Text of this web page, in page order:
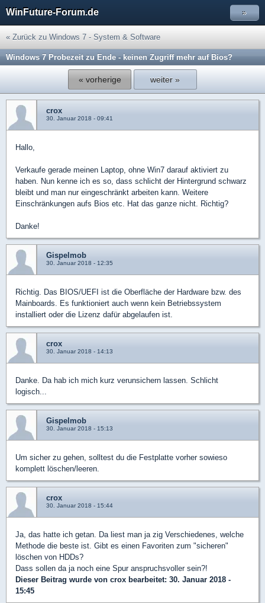
WinFuture-Forum.de »
« Zurück zu Windows 7 - System & Software
Windows 7 Probezeit zu Ende - keinen Zugriff mehr auf Bios?
« vorherige weiter »
crox
30. Januar 2018 - 09:41
Hallo,
Verkaufe gerade meinen Laptop, ohne Win7 darauf aktiviert zu
haben. Nun kenne ich es so, dass schlicht der Hintergrund schwarz
bleibt und man nur eingeschränkt arbeiten kann. Weitere
Einschränkungen aufs Bios etc. Hat das ganze nicht. Richtig?
Danke!
Gispelmob
30. Januar 2018 - 12:35
Richtig. Das BIOS/UEFI ist die Oberfläche der Hardware bzw. des
Mainboards. Es funktioniert auch wenn kein Betriebssystem
installiert oder die Lizenz dafür abgelaufen ist.
crox
30. Januar 2018 - 14:13
Danke. Da hab ich mich kurz verunsichern lassen. Schlicht
logisch...
Gispelmob
30. Januar 2018 - 15:13
Um sicher zu gehen, solltest du die Festplatte vorher sowieso
komplett löschen/leeren.
crox
30. Januar 2018 - 15:44
Ja, das hatte ich getan. Da liest man ja zig Verschiedenes, welche
Methode die beste ist. Gibt es einen Favoriten zum "sicheren"
löschen von HDDs?
Dass sollen da ja noch eine Spur anspruchsvoller sein?!
Dieser Beitrag wurde von crox bearbeitet: 30. Januar 2018 -
15:45